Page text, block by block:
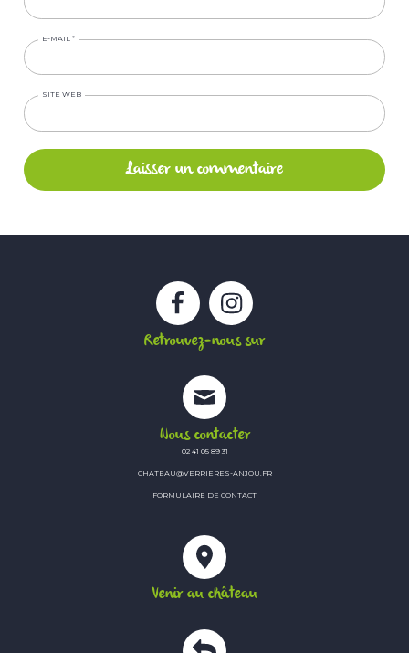
E-MAIL *
SITE WEB
Retrouvez-nous sur
FacebookInstagram
Nous contacter
02 41 05 89 31
CHATEAU@VERRIERES-ANJOU.FR
FORMULAIRE DE CONTACT
Venir au château